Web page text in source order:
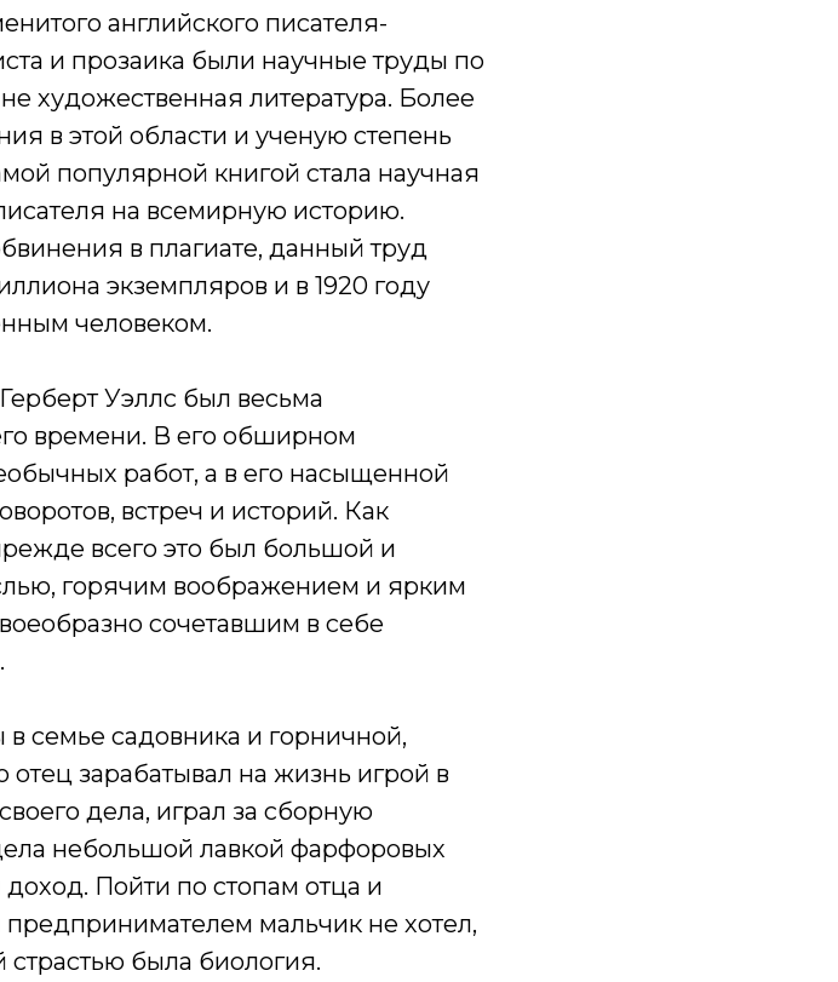
английского писателя-
и прозаика были научные труды по
художественная литература. Более
в этой области и ученую степень
популярной книгой стала научная
на всемирную историю.
в плагиате, данный труд
экземпляров и в 1920 году
человеком.
Уэллс был весьма
времени. В его обширном
работ, а в его насыщенной
встреч и историй. Как
всего это был большой и
горячим воображением и ярким
сочетавшим в себе
семье садовника и горничной,
отец зарабатывал на жизнь игрой в
дела, играл за сборную
небольшой лавкой фарфоровых
Пойти по стопам отца и
предпринимателем мальчик не хотел,
страстью была биология.